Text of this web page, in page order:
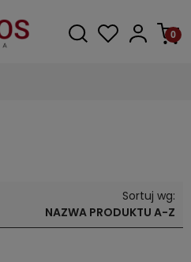
Sortuj wg:
NAZWA PRODUKTU A-Z